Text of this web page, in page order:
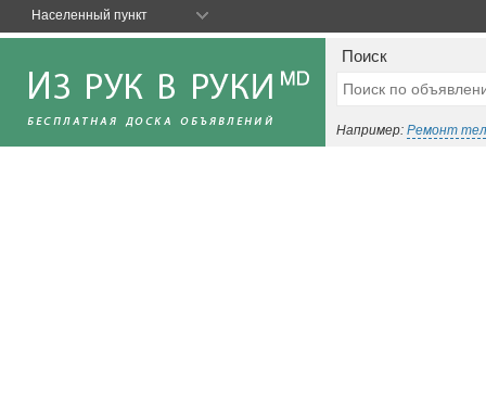
Поиск
Например: Ремонт
Населенный пункт